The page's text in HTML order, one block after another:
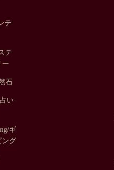
テ
テ
ー
石
い
ギ
ング